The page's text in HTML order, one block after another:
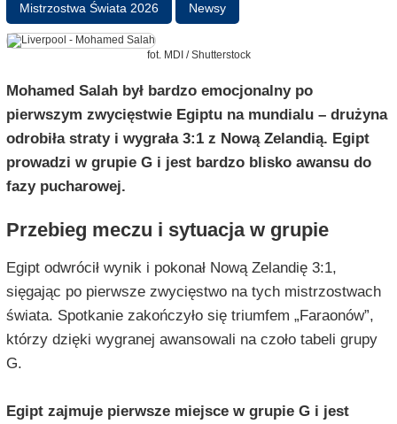
Mistrzostwa Świata 2026 Newsy
fot. MDI / Shutterstock
Mohamed Salah był bardzo emocjonalny po
pierwszym zwycięstwie Egiptu na mundialu – drużyna
odrobiła straty i wygrała 3:1 z Nową Zelandią. Egipt
prowadzi w grupie G i jest bardzo blisko awansu do
fazy pucharowej.
Przebieg meczu i sytuacja w grupie
Egipt odwrócił wynik i pokonał Nową Zelandię 3:1,
sięgając po pierwsze zwycięstwo na tych mistrzostwach
świata. Spotkanie zakończyło się triumfem „Faraonów”,
którzy dzięki wygranej awansowali na czoło tabeli grupy
G.
Egipt zajmuje pierwsze miejsce w grupie G i jest